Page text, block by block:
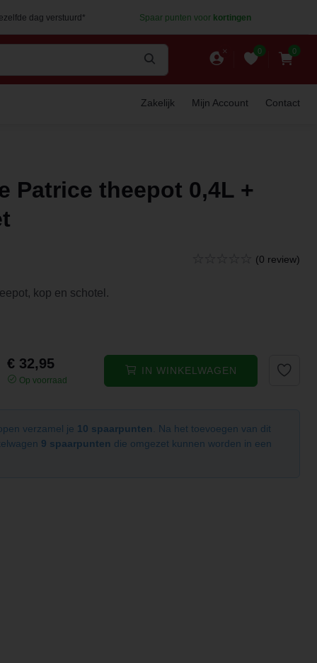
dag verstuurd* Spaar punten voor kortingen
0 0
Zakelijk Mijn Account Contact
Patrice theepot 0,4L +
(0 review)
kop en schotel.
€ 32,95
Op voorraad
IN WINKELWAGEN
verzamel je 10 spaarpunten
. Na het toevoegen van dit
9 spaarpunten die omgezet kunnen worden in een